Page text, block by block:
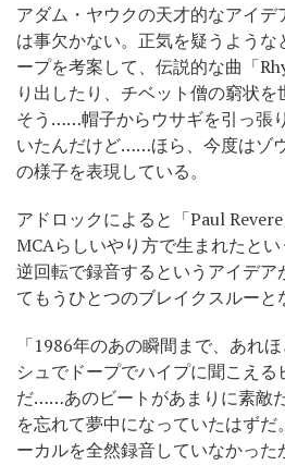
アダム・ヤウクの天才的なアイ
は事欠かない。正気を疑うよう
ープを考案して、伝説的な曲「
り出したり、チベット僧の窮状を
そう……帽子からウサギを引っ張
いたんだけど……ほら、今度はゾ
の様子を表現している。
アドロックによると「Paul
MCAらしいやり方で生まれたと
逆回転で録音するというアイデア
てもうひとつのブレイクスルーと
「1986年のあの瞬間まで、あれ
シュでドープでハイプに聞こえ
だ……あのビートがあまりに素敵
を忘れて夢中になっていたはず
ーカルを全然録音していなかった